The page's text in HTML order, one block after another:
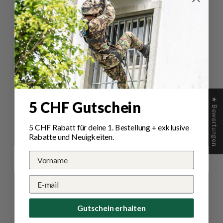
SEOSven
Geliefert wie bestellt
Passt wunderbar!
Janine P.
Angenehmer Schal
Angenehmer Schlauchschal
06/03/2025
Alessandro F.
Pentagon Skiron Allwetter Halsschal
★ Bewertungen
5 CHF Gutschein
5 CHF Rabatt für deine 1. Bestellung+ exklusive
Rabatte und Neuigkeiten.
Gutschein erhalten